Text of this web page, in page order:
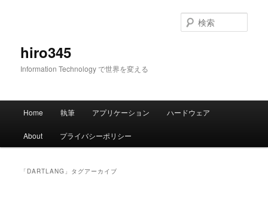
hiro345
Information Technology で世界を変える
索
メ
Home 執筆 アプリケーション ハードウェア
About プライバシーポリシー
「 DARTLANG 」タグアーカイブ